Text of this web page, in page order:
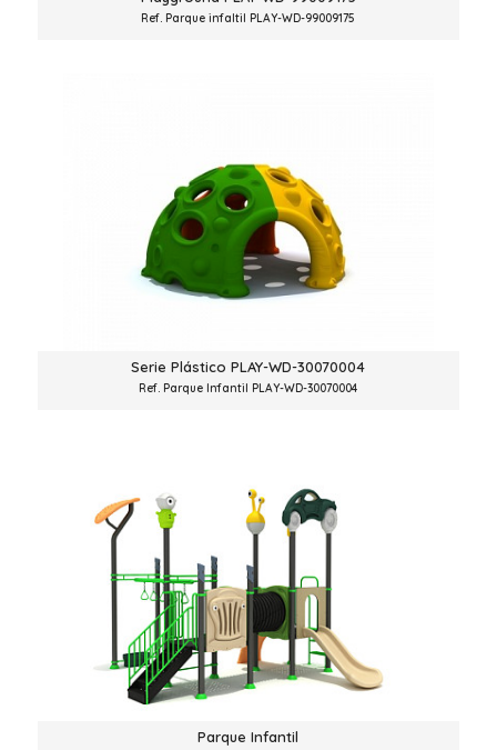
Ref. Parque infaltil PLAY-WD-99009175
Serie Plástico PLAY-WD-30070004
Ref. Parque Infantil PLAY-WD-30070004
Parque Infantil